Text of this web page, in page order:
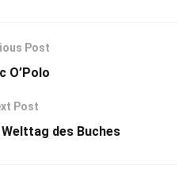
Post
O’Polo
Post
Welttag des Buches